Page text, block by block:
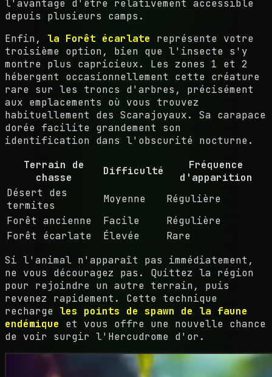
l'avantage d'être relativement accessible
depuis plusieurs camps.
Enfin, la Forêt écarlate représente votre
troisième option, bien que l'insecte s'y
montre plus capricieux. Les zones 1 et 2
hébergent occasionnellement cette créature
rare sur les troncs d'arbres, précisément
aux emplacements où vous trouvez
habituellement des Scarajoyaux. Sa carapace
dorée facilite grandement son
identification dans l'obscurité nocturne.
Terrain de
chasse
Difficulté
Fréquence
d'apparition
Désert des
termites
Moyenne
Régulière
Forêt ancienne
Facile
Régulière
Forêt écarlate
Élevée
Rare
Si l'animal n'apparaît pas immédiatement,
ne vous découragez pas. Quittez la région
pour rejoindre un autre terrain, puis
revenez rapidement. Cette technique
recharge les points de spawn de la faune
endémique et vous offre une nouvelle chance
de voir surgir l'Hercudrome d'or.